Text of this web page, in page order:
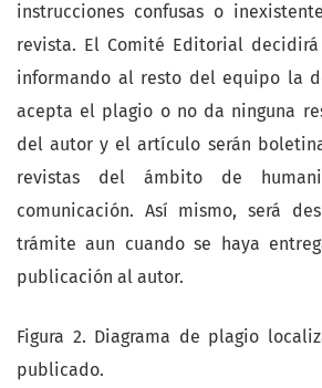
instrucciones confusas o
revista. El Comité Editorial
informando al resto del equipo la
acepta el plagio o no da ninguna
del autor y el artículo serán
revistas del ámbito de
comunicación. Así mismo, será
trámite aun cuando se haya
publicación al autor.
Figura 2. Diagrama de plagio
publicado.